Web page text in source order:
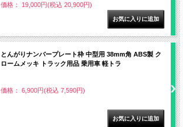
価格： 19,000円(税込 20,900円)
とんがりナンバープレート枠 中型用 38mm角 ABS製 ク
ロームメッキ トラック用品 乗用車 軽トラ
価格： 6,900円(税込 7,590円)